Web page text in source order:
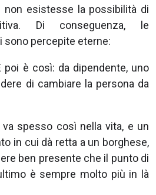
non esistesse la possibilità di
Di conseguenza, le
sono percepite eterne:
poi è così: da dipendente, uno
di cambiare la persona da
va spesso così nella vita, e un
in cui dà retta a un borghese,
ben presente che il punto di
è sempre molto più in là